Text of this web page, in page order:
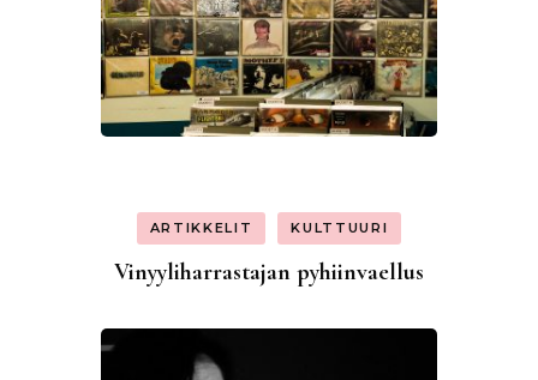
ARTIKKELIT KULTTUURI
Vinyyliharrastajan pyhiinvaellus